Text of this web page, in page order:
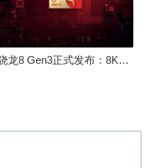
骁龙8 Gen3正式发布：8K240手游成真！AI性能飙升98％